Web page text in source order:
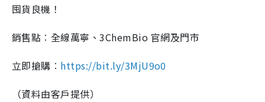
囤貨良機！
銷售點︰全線萬寧、3ChemBio 官網及門市
立即搶購︰ https://bit.ly/3MjU9o0
（資料由客戶提供）